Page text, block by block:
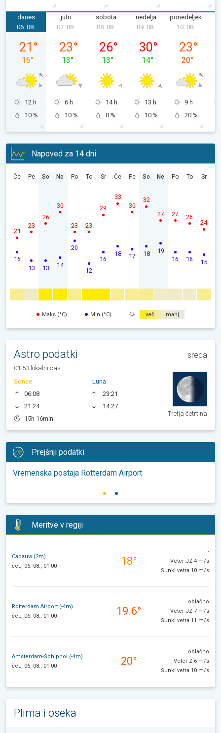
danes
četrtek, 06. 08.
06. 08.
21 °
16°
12 h
10 %
jutri
07. 08.
23°
13°
6 h
10 %
sobota
08. 08.
26°
13°
14 h
0 %
nedelja
09. 08.
30°
14°
13 h
10 %
ponedeljek
10. 08.
23°
20°
9 h
20 %
Napoved za 14 dni
Če
16
21
Pe
13
23
So
13
26
Ne
14
30
Po
20
23
To
12
23
Sr
16
29
Če
18
33
Pe
17
30
So
18
32
Ne
19
27
Po
16
27
To
16
26
Sr
15
24
Maks (°C) Min (°C) več manj
Astro podatki sreda
01:53 lokalni čas
Sonce
06:08
21:24
15h 16min
Luna
23:21
14:27
Tretja četrtina
Prejšnji podatki
Vremenska postaja Rotterdam Airport
Meritve v regiji
Cabauw (2m)
čet., 06. 08., 01:00
18°
-
Veter JZ 4 m/s
Sunki vetra 10 m/s
Rotterdam Airport (-4m)
čet., 06. 08., 01:00
19.6°
oblačno
Veter JZ 7 m/s
Sunki vetra 11 m/s
Amsterdam-Schiphol (-4m)
čet., 06. 08., 01:00
20°
oblačno
Veter Z 6 m/s
Sunki vetra 10 m/s
Plima i oseka